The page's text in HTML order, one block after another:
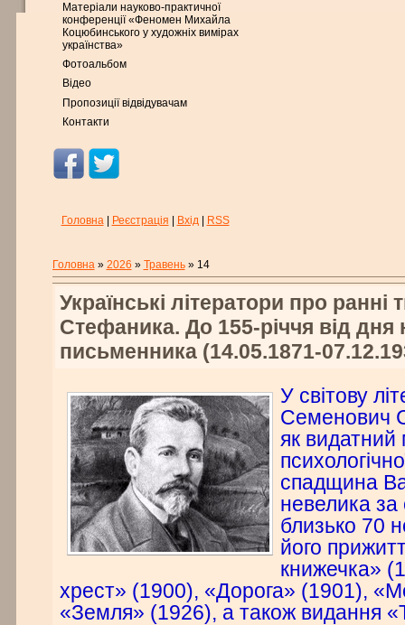
Матеріали науково-практичної
конференції «Феномен Михайла
Коцюбинського у художніх вимірах
українства»
Фотоальбом
Відео
Пропозиції відвідувачам
Контакти
Головна| Реєстрація Вхід| RSS
Головна» 2026 » Травень » 14
Українські літератори про
Стефаника. До 155-річчя від
письменника (14.05.1871-
У світову
Семенович
як видатний
спадщина
невелика
близько 70
його
книжечка»
хрест» (1900), «Дорога» (1901),
«Земля» (1926), а також видання